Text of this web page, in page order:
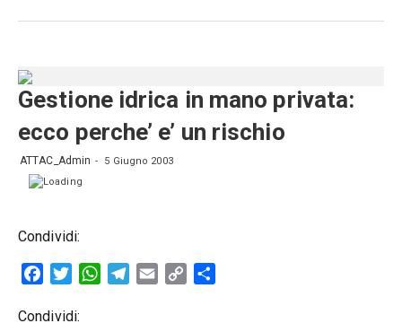
Gestione idrica in mano privata:
ecco perche’ e’ un rischio
ATTAC_Admin 5 Giugno 2003
Condividi:
FacebookTwitterWhatsAppTelegram
Email
Copy
Condividi: